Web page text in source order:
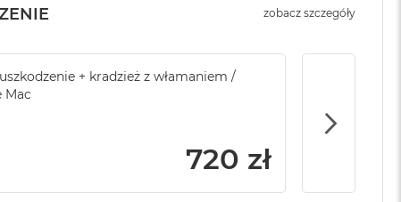
do Apple
Service Pack Platinum - 3 lata ochrony
+ kradzież z włamaniem /
Mac
720 zł
zobacz szczegóły